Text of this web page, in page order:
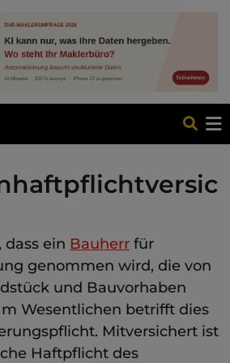
dass ein Bauherr für
genommen wird, die von
und Bauvorhaben
Wesentlichen betrifft dies
Mitversichert ist
Haftpflicht des